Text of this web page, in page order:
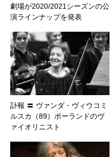
劇場が2020/2021シーズンの公
演ラインナップを発表
訃報 〓 ヴァンダ・ヴィウコミ
ルスカ（89）ポーランドのヴ
ァイオリニスト